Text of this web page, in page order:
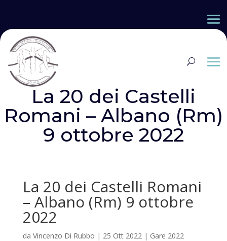
La 20 dei Castelli
Romani – Albano (Rm)
9 ottobre 2022
La 20 dei Castelli Romani
– Albano (Rm) 9 ottobre
2022
da Vincenzo Di Rubbo | 25 Ott 2022| Gare 2022